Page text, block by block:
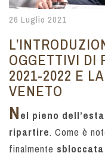
26 Luglio 2021
OGGETTIVI DI
2021-2022 E
VENETO
Nel pieno
ripartire. Come è
finalmente